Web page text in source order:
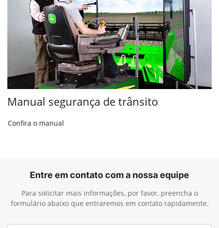
Manual segurança de trânsito
Confira o manual
Entre em contato com a nossa equipe
Para solicitar mais informações, por favor, preencha o
formulário abaixo que entraremos em contato rapidamente.